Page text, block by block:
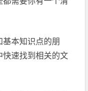
本知识点的朋
快速找到相关的文